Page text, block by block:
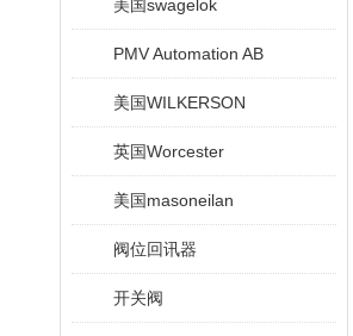
美国swagelok
PMV Automation AB
美国WILKERSON
英国Worcester
美国masoneilan
阀位回讯器
开关阀